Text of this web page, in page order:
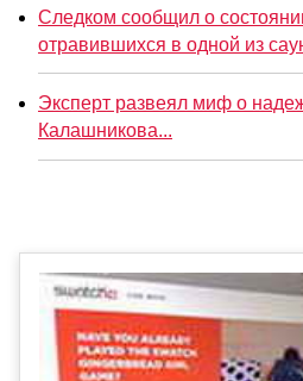
Следком сообщил о
отравившихся в одной из
Эксперт развеял миф о
Калашникова...